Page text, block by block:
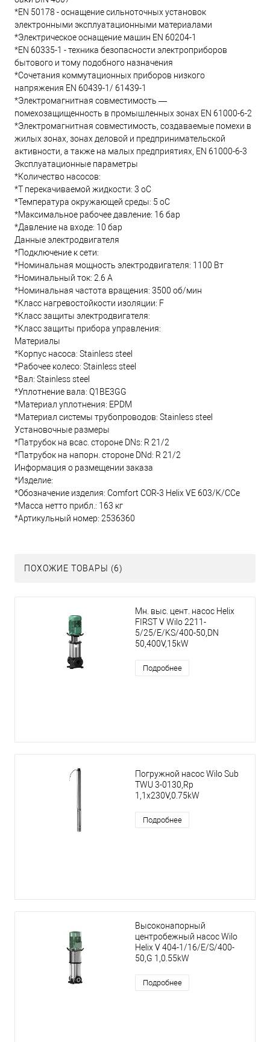
*EN 50178 - оснащение сильноточных установок
электронными эксплуатационными материалами
*Электрическое оснащение машин EN 60204-1
*EN 60335-1 - техника безопасности электроприборов
бытового и тому подобного назначения
*Сочетания коммутационных приборов низкого
напряжения EN 60439-1/ 61439-1
*Электромагнитная совместимость —
помехозащищенность в промышленных зонах EN 61000-6-2
*Электромагнитная совместимость, создаваемые помехи в
жилых зонах, зонах деловой и предпринимательской
активности, а также на малых предприятиях, EN 61000-6-3
Эксплуатационные параметры
*Количество насосов:
*T перекачиваемой жидкости: 3 oC
*Температура окружающей среды: 5 oC
*Максимальное рабочее давление: 16 бар
*Давление на входе: 10 бар
Данные электродвигателя
*Подключение к сети:
*Номинальная мощность электродвигателя: 1100 Вт
*Номинальный ток: 2.6 А
*Номинальная частота вращения: 3500 об/мин
*Класс нагревостойкости изоляции: F
*Класс защиты электродвигателя:
*Класс защиты прибора управления:
Материалы
*Корпус насоса: Stainless steel
*Рабочее колесо: Stainless steel
*Вал: Stainless steel
*Уплотнение вала: Q1BE3GG
*Материал уплотнения: EPDM
*Материал системы трубопроводов: Stainless steel
Установочные размеры
*Патрубок на всас. стороне DNs: R 21/2
*Патрубок на напорн. стороне DNd: R 21/2
Информация о размещении заказа
*Изделие:
*Обозначение изделия: Comfort COR-3 Helix VE 603/K/CCe
*Масса нетто прибл.: 163 кг
*Артикульный номер: 2536360
ПОХОЖИЕ ТОВАРЫ (6)
Мн. выс. цент. насос Helix
FIRST V Wilo 2211-
5/25/E/KS/400-50,DN
50,400V,15kW
Подробнее
Погружной насос Wilo Sub
TWU 3-0130,Rp
1,1x230V,0.75kW
Подробнее
Высоконапорный
центробежный насос Wilo
Helix V 404-1/16/E/S/400-
50,G 1,0.55kW
Подробнее